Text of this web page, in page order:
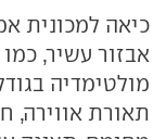
אבזור עשיר,
תאורת אווירה,